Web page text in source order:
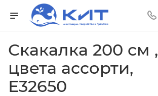
Скакалка 200 см ,
цвета ассорти,
Е32650